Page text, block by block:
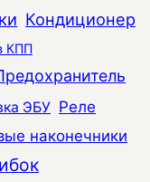
Кондиционер
КПП
ЭБУ Реле
наконечники